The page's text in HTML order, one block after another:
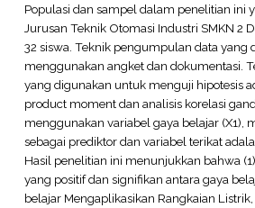
Populasi dan sampel dalam penelitian ini
Jurusan Teknik Otomasi Industri SMKN 2
32 siswa. Teknik pengumpulan data yang
menggunakan angket dan dokumentasi.
yang digunakan untuk menguji hipotesis
product moment dan analisis korelasi
menggunakan variabel gaya belajar (X1),
sebagai prediktor dan variabel terikat
Hasil penelitian ini menunjukkan bahwa
yang positif dan signifikan antara gaya
belajar Mengaplikasikan Rangkaian